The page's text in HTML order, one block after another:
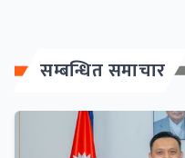
सम्बन्धित समाचार